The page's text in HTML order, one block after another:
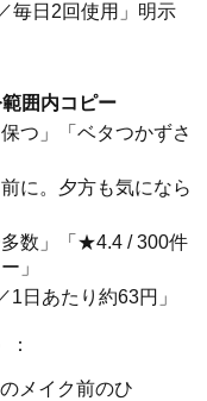
毎日2回使用」明示
囲内コピー
保つ」「ベタつかずさ
前に。夕方も気になら
多数」「★4.4 / 300件
」
1日あたり約63円」
：
メイク前のひ